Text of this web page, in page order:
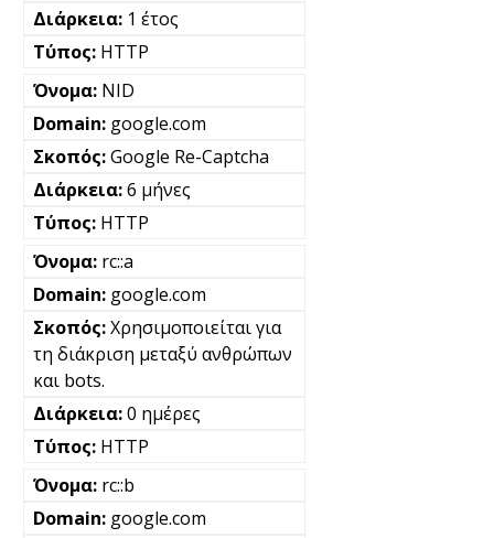
1 έτος
HTTP
NID
google.com
Google Re-Captcha
6 μήνες
HTTP
rc::a
google.com
Χρησιμοποιείται για
τη διάκριση μεταξύ ανθρώπων
και bots.
0 ημέρες
HTTP
rc::b
google.com